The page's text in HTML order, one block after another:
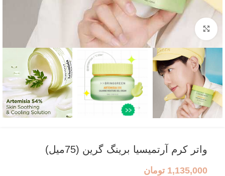
بزرگنمایی تصویر
واتر کرم آرتمیسیا برینگ گرین (75میل)
1,135,000 تومان